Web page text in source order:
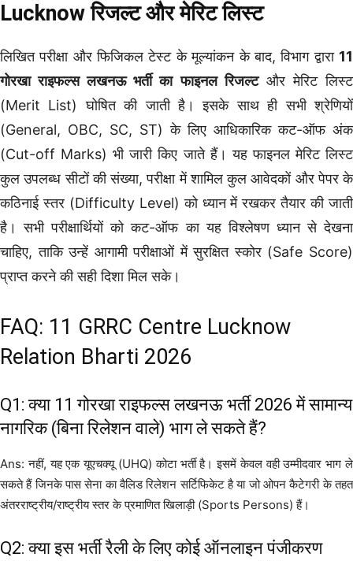
Lucknow रिजल्ट और मेरिट लिस्ट
लिखित परीक्षा और फिजिकल टेस्ट के मूल्यांकन के बाद, विभाग द्वारा 11
गोरखा राइफल्स लखनऊ भर्ती का फाइनल रिजल्टऔर मेरिट लिस्ट
(Merit List) घोषित की जाती है। इसके साथ ही सभी श्रेणियों
(General, OBC, SC, ST) के लिए आधिकारिक कट-ऑफ अंक
(Cut-off Marks) भी जारी किए जाते हैं। यह फाइनल मेरिट लिस्ट
कुल उपलब्ध सीटों की संख्या, परीक्षा में शामिल कुल आवेदकों और पेपर के
कठिनाई स्तर (Difficulty Level) को ध्यान में रखकर तैयार की जाती
है। सभी परीक्षार्थियों को कट-ऑफ का यह विश्लेषण ध्यान से देखना
चाहिए, ताकि उन्हें आगामी परीक्षाओं में सुरक्षित स्कोर (Safe Score)
प्राप्त करने की सही दिशा मिल सके।
FAQ: 11 GRRC Centre Lucknow
Relation Bharti 2026
Q1: क्या 11 गोरखा राइफल्स लखनऊ भर्ती 2026 में सामान्य
नागरिक (बिना रिलेशन वाले) भाग ले सकते हैं?
Ans: नहीं, यह एक यूएचक्यू (UHQ) कोटा भर्ती है। इसमें केवल वही उम्मीदवार भाग ले
सकते हैं जिनके पास सेना का वैलिड रिलेशन सर्टिफिकेट है या जो ओपन कैटेगरी के तहत
अंतरराष्ट्रीय/राष्ट्रीय स्तर के प्रमाणित खिलाड़ी (Sports Persons) हैं।
Q2: क्या इस भर्ती रैली के लिए कोई ऑनलाइन पंजीकरण